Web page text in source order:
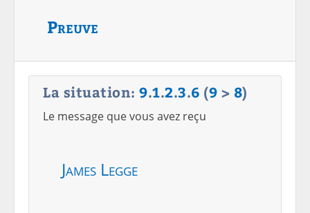
Preuve
La situation: 9.1.2.3.6 (9 > 8)
Le message que vous avez reçu
James Legge